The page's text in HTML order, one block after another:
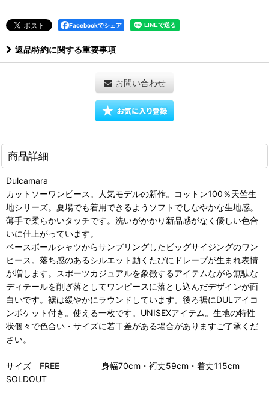
Facebookでシェア
返品特約に関する重要事項
お問い合わせ
商品詳細
Dulcamara
カットソーワンピース。人気モデルの新作。コットン100％天竺生
地シリーズ。夏場でも着用できるようソフトでしなやかな生地感。
薄手で柔らかいタッチです。洗いがかかり新品感がなく優しい色合
いに仕上がっています。
ベースボールシャツからサンプリングしたビッグサイジングのワン
ピース。落ち感のあるシルエット動くたびにドレープが生まれ表情
が増します。スポーツカジュアルを象徴するアイテムながら無駄な
ディテールを削ぎ落としてワンピースに落とし込んだデザインが面
白いです。裾は緩やかにラウンドしています。後ろ裾にDULアイコ
ンポケット付き。使える一枚です。UNISEXアイテム。生地の特性
状個々で色合い・サイズに若干差がある場合がありますご了承くだ
さい。
サイズ FREE 身幅70cm・裄丈59cm・着丈115cm
SOLDOUT